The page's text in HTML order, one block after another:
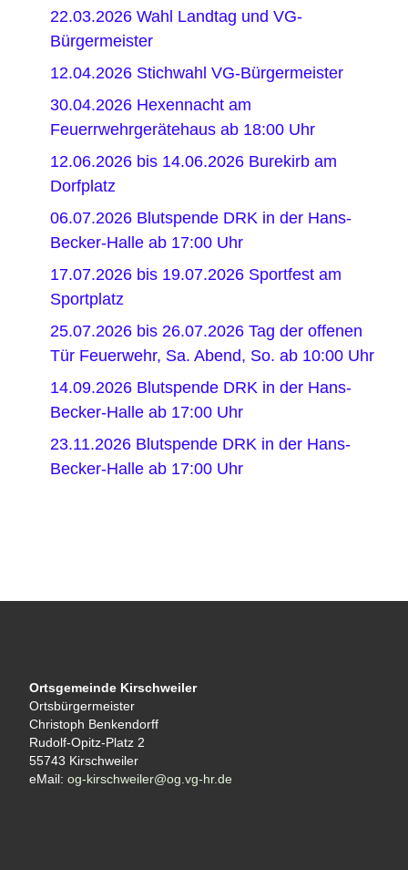
22.03.2026 Wahl Landtag und VG-
Bürgermeister
12.04.2026 Stichwahl VG-Bürgermeister
30.04.2026 Hexennacht am
Feuerrwehrgerätehaus ab 18:00 Uhr
12.06.2026 bis 14.06.2026 Burekirb am
Dorfplatz
06.07.2026 Blutspende DRK in der Hans-
Becker-Halle ab 17:00 Uhr
17.07.2026 bis 19.07.2026 Sportfest am
Sportplatz
25.07.2026 bis 26.07.2026 Tag der offenen
Tür Feuerwehr, Sa. Abend, So. ab 10:00 Uhr
14.09.2026 Blutspende DRK in der Hans-
Becker-Halle ab 17:00 Uhr
23.11.2026 Blutspende DRK in der Hans-
Becker-Halle ab 17:00 Uhr
Ortsgemeinde Kirschweiler
Ortsbürgermeister
Christoph Benkendorff
Rudolf-Opitz-Platz 2
55743 Kirschweiler
eMail: og-kirschweiler@og.vg-hr.de